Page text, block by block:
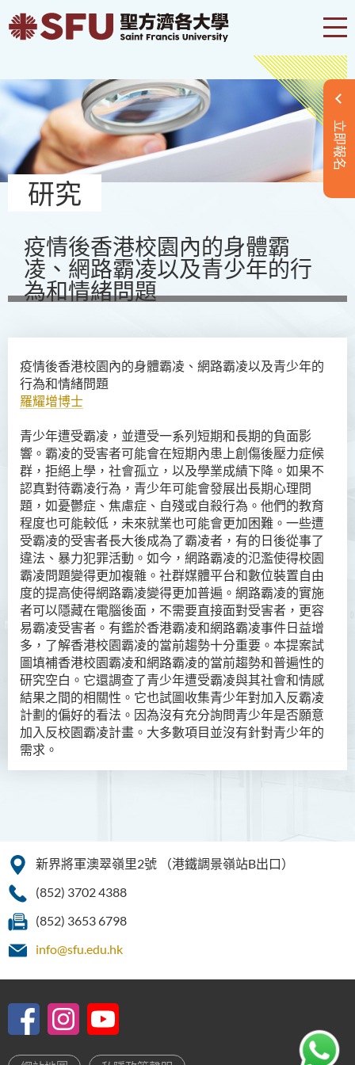
立即報名
研究
疫情後香港校園內的身體霸
凌、網路霸凌以及青少年的行
為和情緒問題
疫情後香港校園內的身體霸凌、網路霸凌以及青少年的
行為和情緒問題
羅耀增博士
青少年遭受霸凌，並遭受一系列短期和長期的負面影
響。 霸凌的受害者可能會在短期內患上創傷後壓力症候
群，拒絕上學，社會孤立，以及學業成績下降。 如果不
認真對待霸凌行為，青少年可能會發展出長期心理問
題，如憂鬱症、焦慮症、自殘或自殺行為。 他們的教育
程度也可能較低，未來就業也可能會更加困難。 一些遭
受霸凌的受害者長大後成為了霸凌者，有的日後從事了
違法、暴力犯罪活動。 如今，網路霸凌的氾濫使得校園
霸凌問題變得更加複雜。 社群媒體平台和數位裝置自由
度的提高使得網路霸凌變得更加普遍。 網路霸凌的實施
者可以隱藏在電腦後面，不需要直接面對受害者，更容
易霸凌受害者。 有鑑於香港霸凌和網路霸凌事件日益增
多，了解香港校園霸凌的當前趨勢十分重要。 本提案試
圖填補香港校園霸凌和網路霸凌的當前趨勢和普遍性的
研究空白。 它還調查了青少年遭受霸凌與其社會和情感
結果之間的相關性。 它也試圖收集青少年對加入反霸凌
計劃的偏好的看法。 因為沒有充分詢問青少年是否願意
加入反校園霸凌計畫。 大多數項目並沒有針對青少年的
需求。
新界將軍澳翠嶺里2號
（港鐵調景嶺站B出口）
(852) 3702 4388
(852) 3653 6798
info@sfu.edu.hk